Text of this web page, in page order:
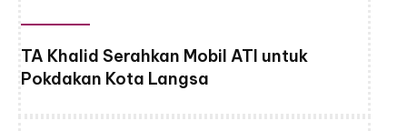
TA Khalid Serahkan Mobil ATI untuk
Pokdakan Kota Langsa